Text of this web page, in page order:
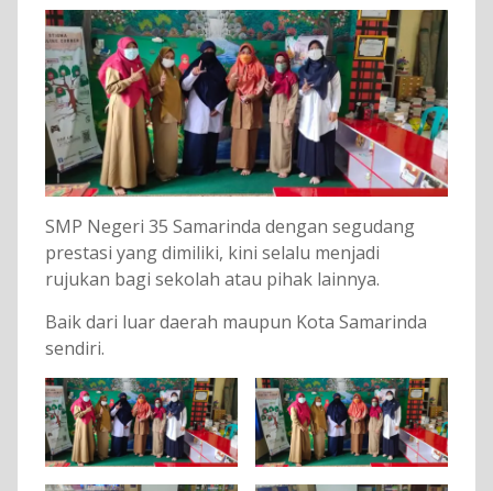
SMP Negeri 35 Samarinda dengan segudang
prestasi yang dimiliki, kini selalu menjadi
rujukan bagi sekolah atau pihak lainnya.
Baik dari luar daerah maupun Kota Samarinda
sendiri.